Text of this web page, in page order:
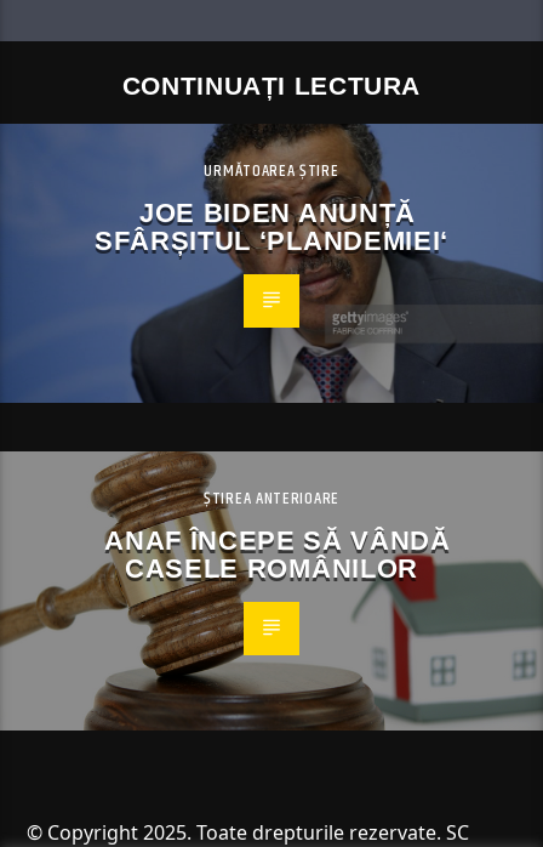
CONTINUAȚI LECTURA
URMĂTOAREA ȘTIRE
JOE BIDEN ANUNȚĂ
SFÂRȘITUL ‘PLANDEMIEI‘
ȘTIREA ANTERIOARE
ANAF ÎNCEPE SĂ VÂNDĂ
CASELE ROMÂNILOR
© Copyright 2025. Toate drepturile rezervate. SC